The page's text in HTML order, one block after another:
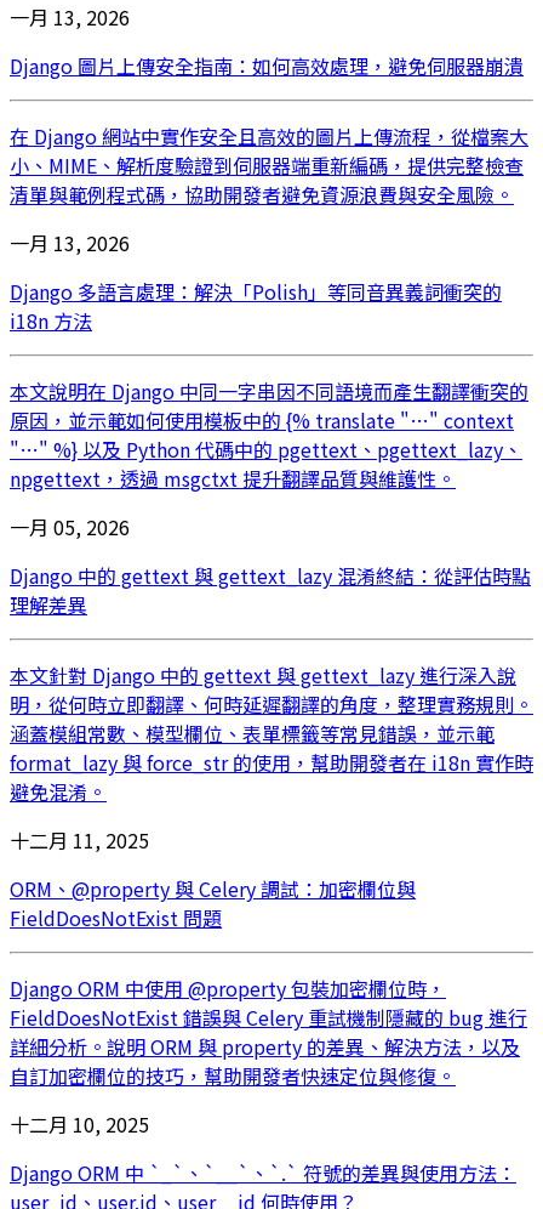
一月 13, 2026
Django 圖片上傳安全指南：如何高效處理，避免伺服器崩潰
在 Django 網站中實作安全且高效的圖片上傳流程，從檔案大
小、MIME、解析度驗證到伺服器端重新編碼，提供完整檢查
清單與範例程式碼，協助開發者避免資源浪費與安全風險。
一月 13, 2026
Django 多語言處理：解決「Polish」等同音異義詞衝突的
i18n 方法
本文說明在 Django 中同一字串因不同語境而產生翻譯衝突的
原因，並示範如何使用模板中的 {% translate "…" context
"…" %} 以及 Python 代碼中的 pgettext、pgettext_lazy、
npgettext，透過 msgctxt 提升翻譯品質與維護性。
一月 05, 2026
Django 中的 gettext 與 gettext_lazy 混淆終結：從評估時點
理解差異
本文針對 Django 中的 gettext 與 gettext_lazy 進行深入說
明，從何時立即翻譯、何時延遲翻譯的角度，整理實務規則。
涵蓋模組常數、模型欄位、表單標籤等常見錯誤，並示範
format_lazy 與 force_str 的使用，幫助開發者在 i18n 實作時
避免混淆。
十二月 11, 2025
ORM、@property 與 Celery 調試：加密欄位與
FieldDoesNotExist 問題
Django ORM 中使用 @property 包裝加密欄位時，
FieldDoesNotExist 錯誤與 Celery 重試機制隱藏的 bug 進行
詳細分析。說明 ORM 與 property 的差異、解決方法，以及
自訂加密欄位的技巧，幫助開發者快速定位與修復。
十二月 10, 2025
Django ORM 中 `_`、`__`、`.` 符號的差異與使用方法：
user_id、user.id、user__id 何時使用？